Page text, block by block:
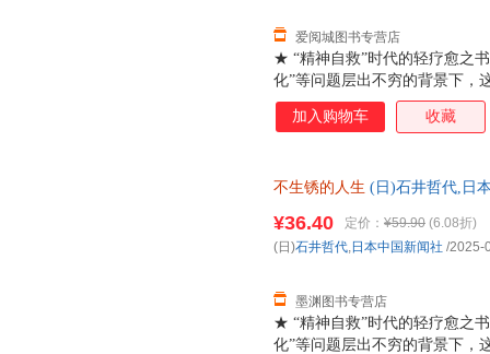
★ “精神自救”时代的轻疗愈之
化”等问题层出不穷的背景下，
——不是喊口号，而是通过一个
坚定的生活勇气。对年轻人，
在翻一个百岁老人的朋友圈：
★ 哲代奶奶金句语录，慢慢读
点，心就亮起来了。3愿望很多
爱阅城图书专营店
加入购物车 收藏
不生锈的人生 (日)石井哲代,日
★ “精神自救”时代的轻疗愈之
化”等问题层出不穷的背景下，
¥36.40 定价： ¥59.90 (6.08折)
墨渊图书专营店
(日)石井哲代,日本中国新闻社 /2025-